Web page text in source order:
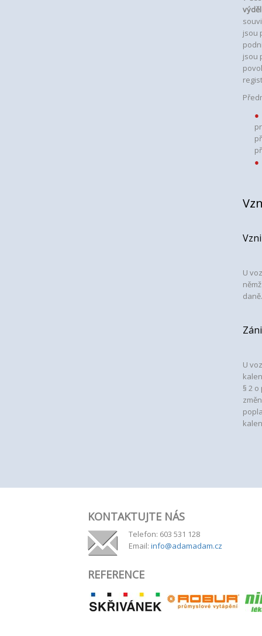
jsou
jsou
U
daně.
U
§ 2
KONTAKTUJTE NÁS
Telefon: 603 531 128
Email: info@adamadam.cz
REFERENCE